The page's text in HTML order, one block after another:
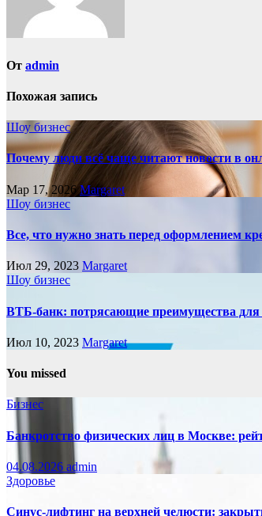
От admin
Похожая запись
Шоу бизнес
Почему люди всё чаще читают новости в
Мар 17, 2026Margaret
Шоу бизнес
Все, что нужно знать перед оформлением
Июл 29, 2023 Margaret
Шоу бизнес
ВТБ-банк: потрясающие преимущества для
Июл 10, 2023 Margaret
You missed
Бизнес
Банкротство физических лиц в Москве:
04.08.2026 admin
Здоровье
Синус-лифтинг на верхней челюсти: